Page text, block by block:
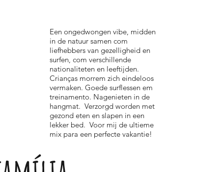
Een ongedwongen vibe, midden
in de natuur samen com
liefhebbers van gezelligheid en
surfen, com verschillende
nationaliteten en leeftijden.
Crianças morrem zich eindeloos
vermaken. Goede surflessen em
treinamento. Nagenieten in de
hangmat. Verzorgd worden met
gezond eten en slapen in een
lekker bed. Voor mij de ultieme
mix para een perfecte vakantie!